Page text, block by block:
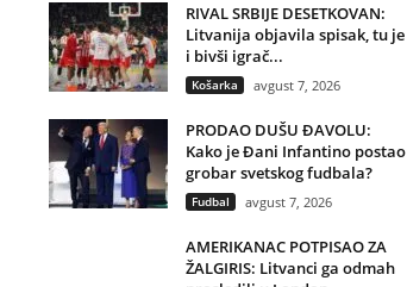
RIVAL SRBIJE DESETKOVAN:
Litvanija objavila spisak, tu je
i bivši igrač...
Košarka avgust 7, 2026
PRODAO DUŠU ĐAVOLU:
Kako je Đani Infantino postao
grobar svetskog fudbala?
Fudbal avgust 7, 2026
AMERIKANAC POTPISAO ZA
ŽALGIRIS: Litvanci ga odmah